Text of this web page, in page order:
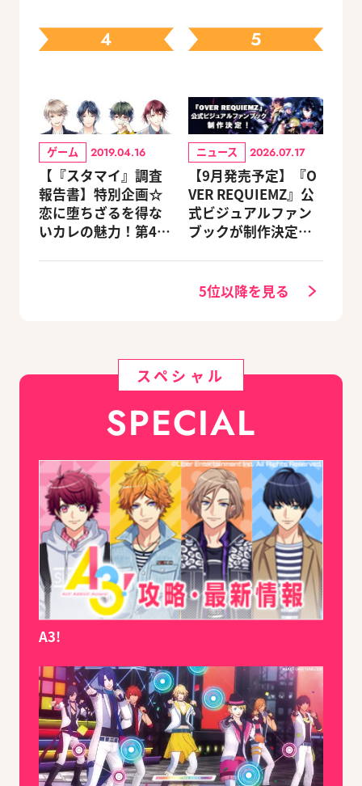
中！
ェック
4
ゲーム 2019.04.16
【『スタマイ』調査
報告書】特別企画☆
恋に堕ちざるを得な
いカレの魅力！第4
5
ニュース 2026.07.17
【9月発売予定】『O
VER REQUIEMZ』公
式ビジュアルファン
ブックが制作決定！
定セットも同時発売
5位以降を見る
スペシャル
SPECIAL
A3!